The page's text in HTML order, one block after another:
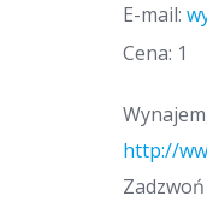
E-mail:
Cena: 1
http://